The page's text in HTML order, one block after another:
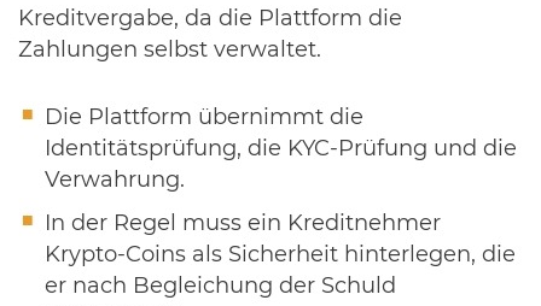
Kreditvergabe, da die Plattform die
Zahlungen selbst verwaltet.
Die Plattform übernimmt die
Identitätsprüfung, die KYC-Prüfung und die
Verwahrung.
In der Regel muss ein Kreditnehmer
Krypto-Coins als Sicherheit hinterlegen, die
er nach Begleichung der Schuld